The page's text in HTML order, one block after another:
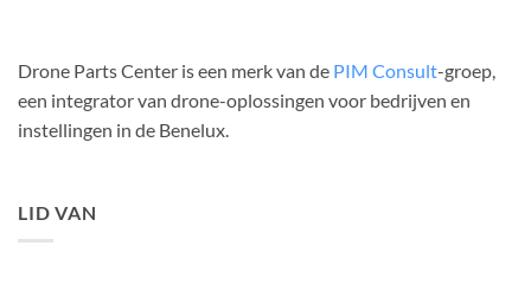
Drone Parts Center is een merk van de PIM Consult-groep,
een integrator van drone-oplossingen voor bedrijven en
instellingen in de Benelux.
LID VAN